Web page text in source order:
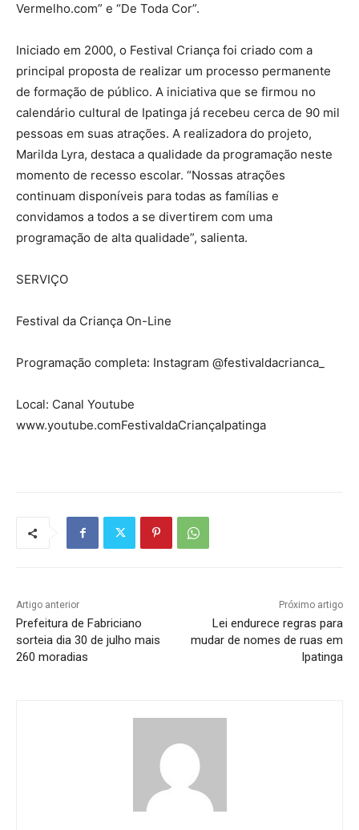
Vermelho.com” e “De Toda Cor”.
Iniciado em 2000, o Festival Criança foi criado com a
principal proposta de realizar um processo permanente
de formação de público. A iniciativa que se firmou no
calendário cultural de Ipatinga já recebeu cerca de 90 mil
pessoas em suas atrações. A realizadora do projeto,
Marilda Lyra, destaca a qualidade da programação neste
momento de recesso escolar. “Nossas atrações
continuam disponíveis para todas as famílias e
convidamos a todos a se divertirem com uma
programação de alta qualidade”, salienta.
SERVIÇO
Festival da Criança On-Line
Programação completa: Instagram @festivaldacrianca_
Local: Canal Youtube
www.youtube.comFestivaldaCriançaIpatinga
Artigo anterior
Prefeitura de Fabriciano
sorteia dia 30 de julho mais
260 moradias
Próximo artigo
Lei endurece regras para
mudar de nomes de ruas em
Ipatinga